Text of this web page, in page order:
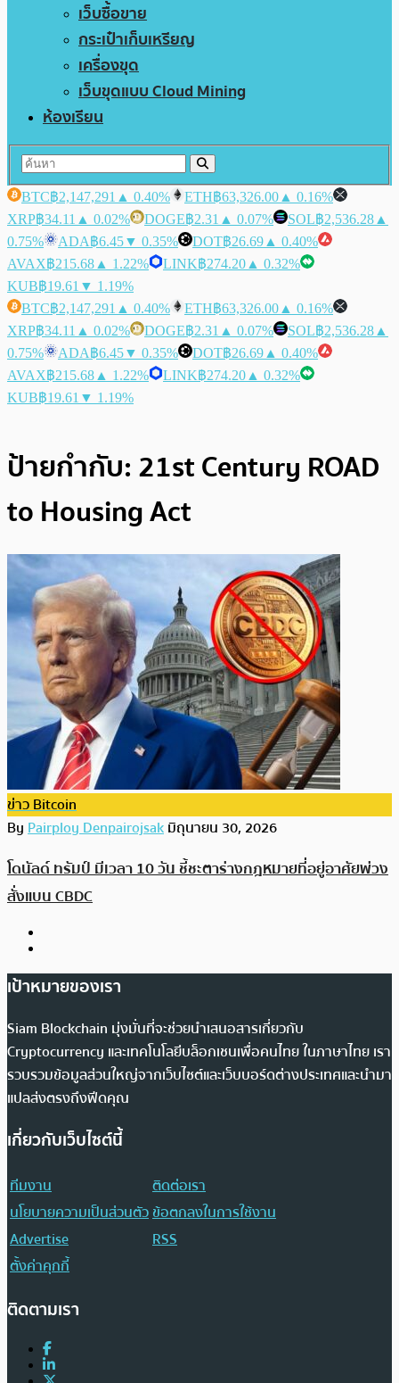
เว็บซื้อขาย
กระเป๋าเก็บเหรียญ
เครื่องขุด
เว็บขุดแบบ Cloud Mining
ห้องเรียน
BTC฿2,147,291 ▲ 0.40% ETH฿63,326.00 ▲ 0.16%
XRP฿34.11 ▲ 0.02% DOGE฿2.31 ▲ 0.07% SOL฿2,536.28 ▲
0.75%
ADA฿6.45▼ 0.35% DOT฿26.69 ▲ 0.40%
AVAX฿215.68 ▲ 1.22% LINK฿274.20 ▲ 0.32%
KUB฿19.61 ▼ 1.19%
BTC฿2,147,291 ▲ 0.40% ETH฿63,326.00 ▲ 0.16%
XRP฿34.11 ▲ 0.02% DOGE฿2.31 ▲ 0.07% SOL฿2,536.28 ▲
0.75%
ADA฿6.45▼ 0.35% DOT฿26.69 ▲ 0.40%
AVAX฿215.68 ▲ 1.22% LINK฿274.20 ▲ 0.32%
KUB฿19.61 ▼ 1.19%
ป้ายกำกับ: 21st Century ROAD
to Housing Act
ข่าว Bitcoin
ByPairploy Denpairojsakมิถุนายน 30, 2026
โดนัลด์ ทรัมป์ มีเวลา 10 วัน ชี้ชะตาร่างกฎหมายที่อยู่อาศัยพ่วง
สั่งแบน CBDC
เป้าหมายของเรา
Siam Blockchain มุ่งมั่นที่จะช่วยนำเสนอสารเกี่ยวกับ
Cryptocurrency และเทคโนโลยีบล็อกเชนเพื่อคนไทย ในภาษาไทย เรา
รวบรวมข้อมูลส่วนใหญ่จากเว็บไซต์และเว็บบอร์ดต่างประเทศและนำมา
แปลส่งตรงถึงฟีดคุณ
เกี่ยวกับเว็บไซต์นี้
ทีมงาน
ติดต่อเรา
นโยบายความเป็นส่วนตัวข้อตกลงในการใช้งาน
Advertise
RSS
ตั้งค่าคุกกี้
ติดตามเรา